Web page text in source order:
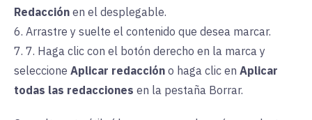
Redacción en el desplegable.
6. Arrastre y suelte el contenido que desea marcar.
7. 7. Haga clic con el botón derecho en la marca y
seleccione Aplicar redacción o haga clic en Aplicar
todas las redacciones en la pestaña Borrar.